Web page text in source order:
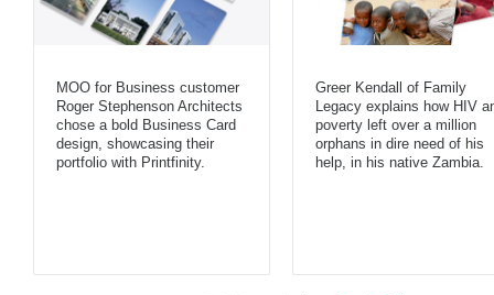
MOO for Business customer
Roger Stephenson Architects
chose a bold Business Card
design, showcasing their
portfolio with Printfinity.
Greer Kendall of Family
Legacy explains how HIV
poverty left over a million
orphans in dire need of his
help, in his native Zambia.